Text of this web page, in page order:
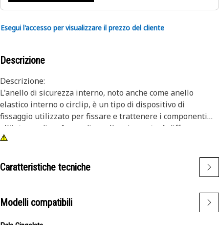
Esegui l'accesso per visualizzare il prezzo del cliente
Descrizione
Descrizione:
L'anello di sicurezza interno, noto anche come anello
elastico interno o circlip, è un tipo di dispositivo di
fissaggio utilizzato per fissare e trattenere i componenti
all'interno di un foro o di un alloggiamento. A differenza
degli anelli elastici esterni, che si inseriscono su un albero
all'interno di un foro o di una scanalatura per mantenere i
componenti in posizione. Lo scopo principale di un anello
lo spostamento dei componenti all'interno di un foro o di
un alloggiamento. Agisce come un dispositivo di ritenzione,
trattenendo in modo sicuro componenti come cuscinetti,
Caratteristiche tecniche
Modelli compatibili